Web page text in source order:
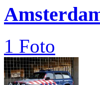
1 Foto